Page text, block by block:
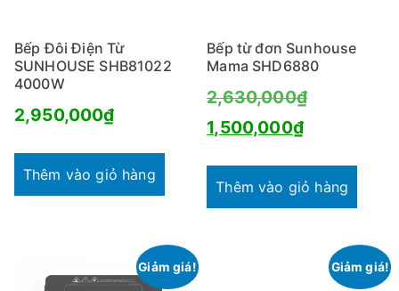
Bếp Đôi Điện Từ
SUNHOUSE SHB81022
4000W
2,950,000₫
Thêm vào giỏ hàng
Bếp từ đơn Sunhouse
Mama SHD6880
2,630,000₫Giá
1,500,000₫Giá
tại
Thêm vào giỏ hàng
Giảm giá! Giảm giá!